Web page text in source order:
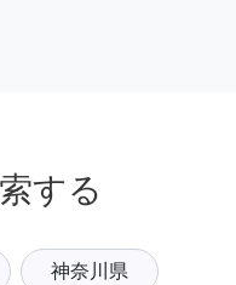
する
神奈川県